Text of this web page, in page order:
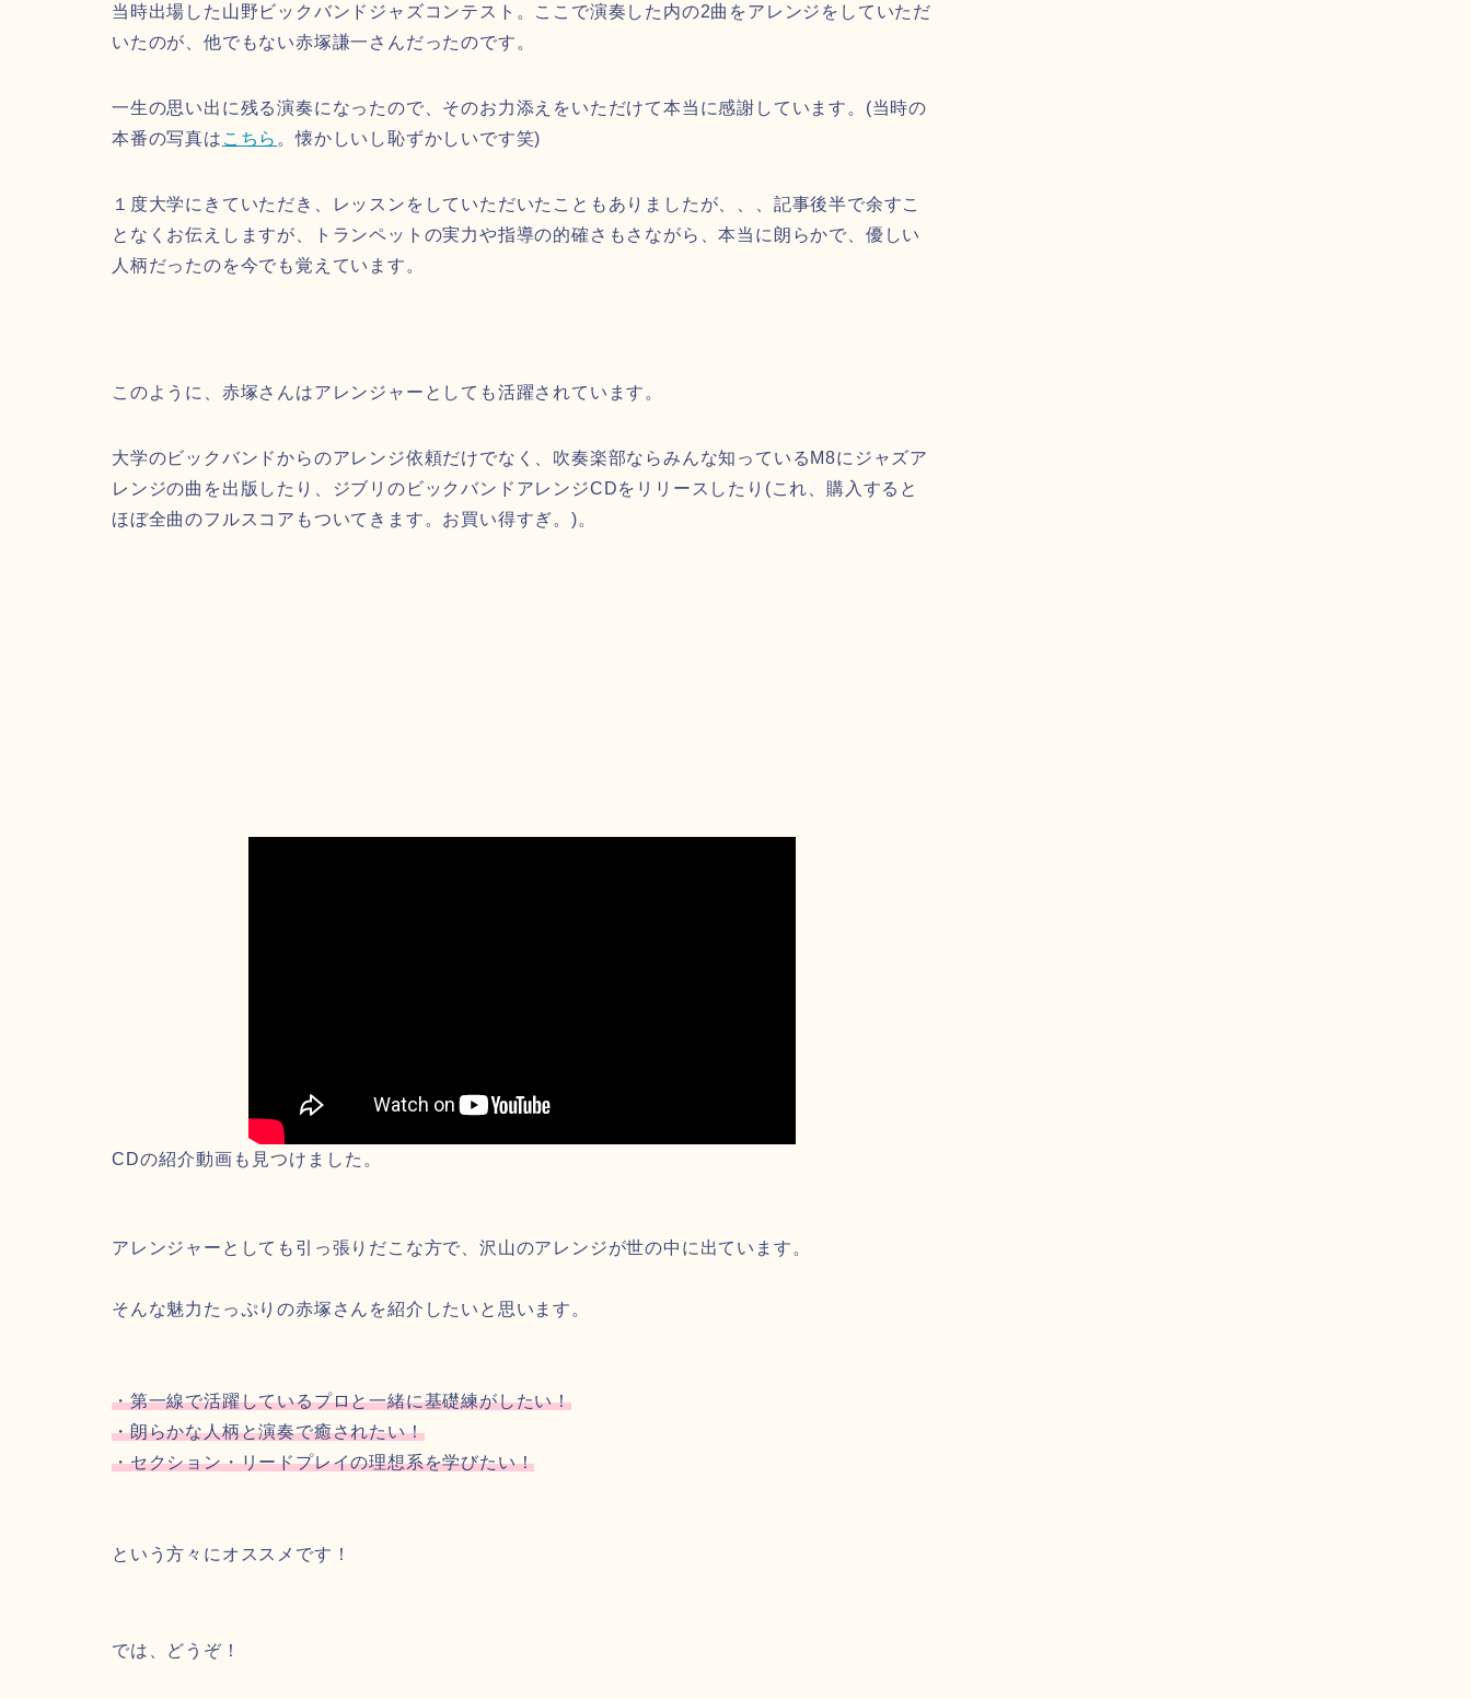
当時出場した山野ビックバンドジャズコンテスト。ここで演奏した内の2曲をアレンジをしていただ
いたのが、他でもない赤塚謙一さんだったのです。
一生の思い出に残る演奏になったので、そのお力添えをいただけて本当に感謝しています。(当時の
本番の写真は こちら 。懐かしいし恥ずかしいです笑)
１度大学にきていただき、レッスンをしていただいたこともありましたが、、、記事後半で余すこ
となくお伝えしますが、トランペットの実力や指導の的確さもさながら、本当に朗らかで、優しい
人柄だったのを今でも覚えています。
このように、赤塚さんはアレンジャーとしても活躍されています。
大学のビックバンドからのアレンジ依頼だけでなく、吹奏楽部ならみんな知っているM8にジャズア
レンジの曲を出版したり、ジブリのビックバンドアレンジCDをリリースしたり(これ、購入すると
ほぼ全曲のフルスコアもついてきます。お買い得すぎ。)。
CDの紹介動画も見つけました。
アレンジャーとしても引っ張りだこな方で、沢山のアレンジが世の中に出ています。
そんな魅力たっぷりの赤塚さんを紹介したいと思います。
・第一線で活躍しているプロと一緒に基礎練がしたい！
・朗らかな人柄と演奏で癒されたい！
・セクション・リードプレイの理想系を学びたい！
という方々にオススメです！
では、どうぞ！